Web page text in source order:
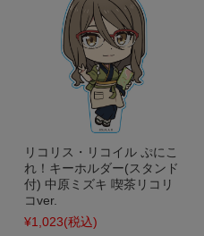
リコリス・リコイル ぷにこ
れ！キーホルダー(スタンド
付) 中原ミズキ 喫茶リコリ
コver.
¥1,023(税込)